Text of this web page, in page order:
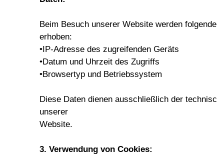
Beim Besuch unserer Website werden
erhoben:
•IP-Adresse des zugreifenden Geräts
•Datum und Uhrzeit des Zugriffs
•Browsertyp und Betriebssystem
Diese Daten dienen ausschließlich der
unserer
Website.
3. Verwendung von Cookies: